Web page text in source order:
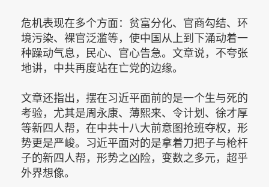
危机表现在多个方面：贫富分化、官商勾结、环
境污染、裸官泛滥等，使中国从上到下涌动着一
种躁动气息，民心、官心告急。文章说，不夸张
地讲，中共再度站在亡党的边缘。
文章还指出，摆在习近平面前的是一个生与死的
考验，尤其是周永康、薄熙来、令计划、徐才厚
等新四人帮，在中共十八大前意图抢班夺权，形
势更是严峻。习近平面对的是拿着刀把子与枪杆
子的新四人帮，形势之凶险，变数之多元，超乎
外界想像。